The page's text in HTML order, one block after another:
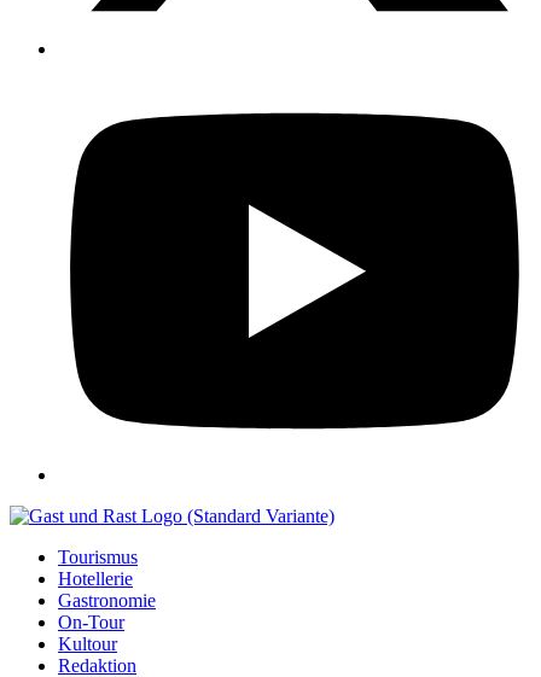
Tourismus
Hotellerie
Gastronomie
On-Tour
Kultour
Redaktion